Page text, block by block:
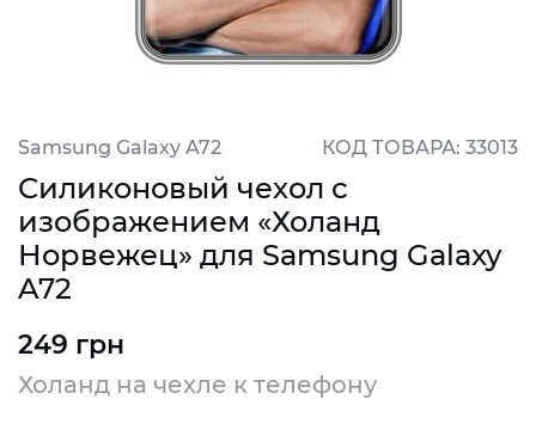
Samsung Galaxy A72 КОД ТОВАРА: 33013
Силиконовый чехол с
изображением «Холанд
Норвежец» для Samsung Galaxy
A72
249 грн
Холанд на чехле к телефону